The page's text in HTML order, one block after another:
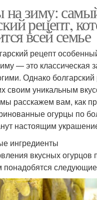
на зиму:
рецепт,
всей семье
рецепт
— это классическая
Однако болгарский
своим уникальным
мы расскажем вам, как
огурцы по
настоящим
ингредиенты
вкусных огурцов
понадобятся